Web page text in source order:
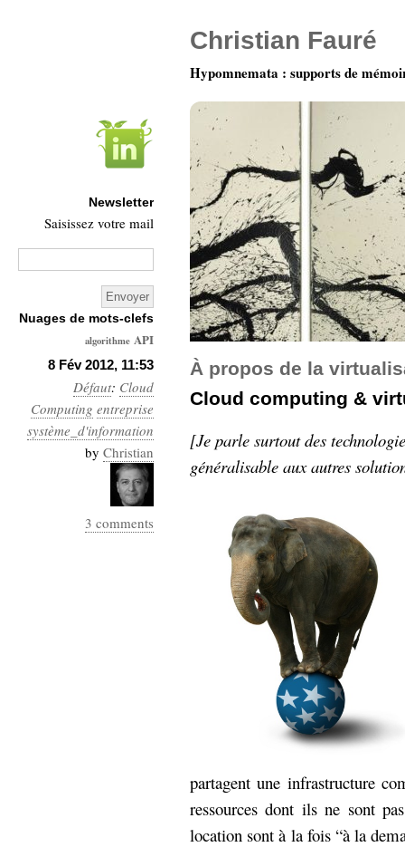
8 Fév 2012, 11:53
Défaut: Cloud
Computing entreprise
système_d'information
by Christian
3 comments
À propos de la
Cloud computing &
[Je parle surtout des
généralisable aux autres
partagent une infrastructure
ressources dont ils ne sont
location sont à la fois “à la
Christian Fauré
Hypomnemata : supports de
Newsletter
Saisissez votre mail
Nuages de mots-clefs
algorithme API
Architecture
Ars-
Industrialis
business_model
cinéma
Cloud